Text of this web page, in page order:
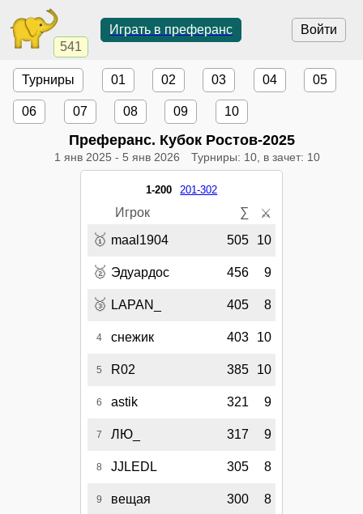
541
Войти
Играть в преферанс
Турниры 01 02 03 04 05
06 07 08 09 10
Преферанс. Кубок Ростов-2025
1 янв 2025 - 5 янв 2026 Турниры: 10, в зачет: 10
1-200 201-302
Игрок ∑ ⚔
🥇 maal1904 505 10
🥈 Эдуардос 456 9
🥉 LAPAN_ 405 8
4 снежик 403 10
5 R02 385 10
6 astik 321 9
7 ЛЮ_ 317 9
8 JJLEDL 305 8
9 вещая 300 8